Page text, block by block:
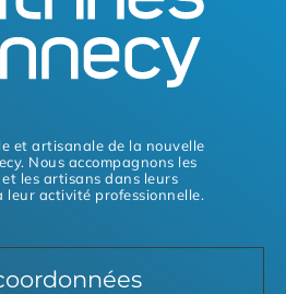
et artisanale de la nouvelle
Nous accompagnons les
les artisans dans leurs
leur activité professionnelle.